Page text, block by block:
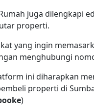
juga dilengkapi
properti.
yang ingin
menghubungi
ini diharapkan
properti di
)